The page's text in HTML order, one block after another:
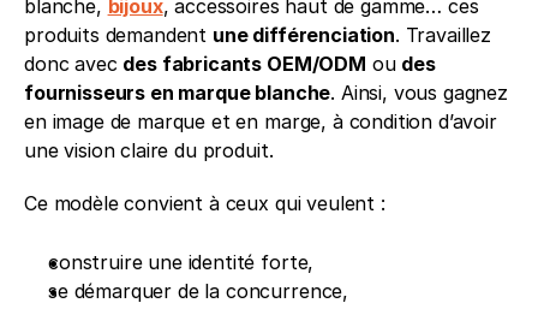
blanche, bijoux, accessoires haut de gamme… ces
produits demandent une différenciation. Travaillez
donc avec des fabricants OEM/ODM ou des
fournisseurs en marque blanche. Ainsi, vous gagnez
en image de marque et en marge, à condition d’avoir
une vision claire du produit.
Ce modèle convient à ceux qui veulent :
construire une identité forte,
se démarquer de la concurrence,